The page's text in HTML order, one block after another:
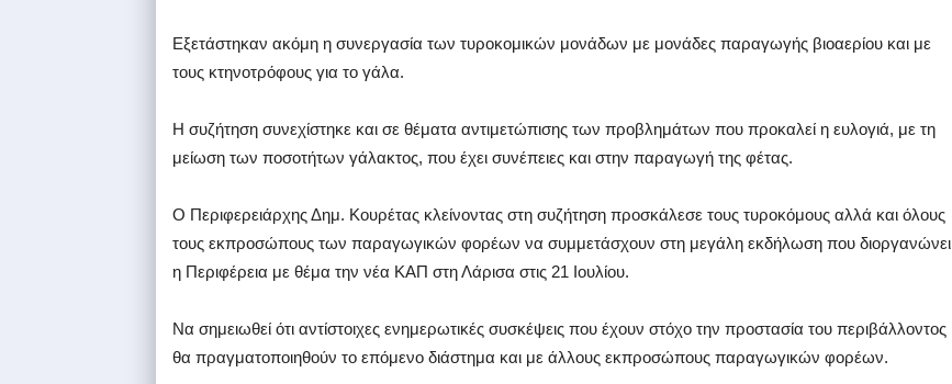
Εξετάστηκαν ακόμη η συνεργασία των τυροκομικών μονάδων με μονάδες παραγωγής βιοαερίου και με
τους κτηνοτρόφους για το γάλα.
Η συζήτηση συνεχίστηκε και σε θέματα αντιμετώπισης των προβλημάτων που προκαλεί η ευλογιά, με τη
μείωση των ποσοτήτων γάλακτος, που έχει συνέπειες και στην παραγωγή της φέτας.
Ο Περιφερειάρχης Δημ. Κουρέτας κλείνοντας στη συζήτηση προσκάλεσε τους τυροκόμους αλλά και όλους
τους εκπροσώπους των παραγωγικών φορέων να συμμετάσχουν στη μεγάλη εκδήλωση που διοργανώνει
η Περιφέρεια με θέμα την νέα ΚΑΠ στη Λάρισα στις 21 Ιουλίου.
Να σημειωθεί ότι αντίστοιχες ενημερωτικές συσκέψεις που έχουν στόχο την προστασία του περιβάλλοντος
θα πραγματοποιηθούν το επόμενο διάστημα και με άλλους εκπροσώπους παραγωγικών φορέων.